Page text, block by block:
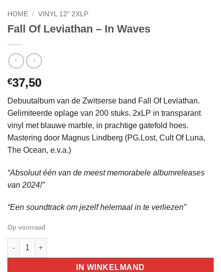
HOME / VINYL 12" 2XLP
Fall Of Leviathan – In Waves
€37,50
Debuutalbum van de Zwitserse band Fall Of Leviathan.
Gelimiteerde oplage van 200 stuks. 2xLP in transparant
vinyl met blauwe marble, in prachtige gatefold hoes.
Mastering door Magnus Lindberg (PG.Lost, Cult Of Luna,
The Ocean, e.v.a.)
“Absoluut één van de meest memorabele albumreleases
van 2024!”
“Een soundtrack om jezelf helemaal in te verliezen”
Op voorraad
Fall Of Leviathan - In Waves aantal
IN WINKELMAND